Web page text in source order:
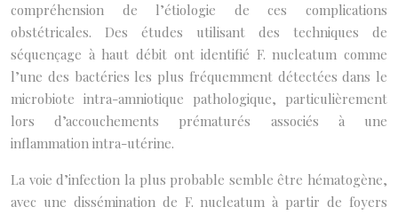
compréhension de l’étiologie de ces complications
obstétricales. Des études utilisant des techniques de
séquençage à haut débit ont identifié F. nucleatum comme
l’une des bactéries les plus fréquemment détectées dans le
microbiote intra-amniotique pathologique, particulièrement
lors d’accouchements prématurés associés à une
inflammation intra-utérine.
La voie d’infection la plus probable semble être hématogène,
avec une dissémination de F. nucleatum à partir de foyers